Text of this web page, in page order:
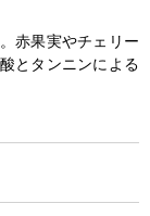
赤果実やチェリー
とタンニンによる